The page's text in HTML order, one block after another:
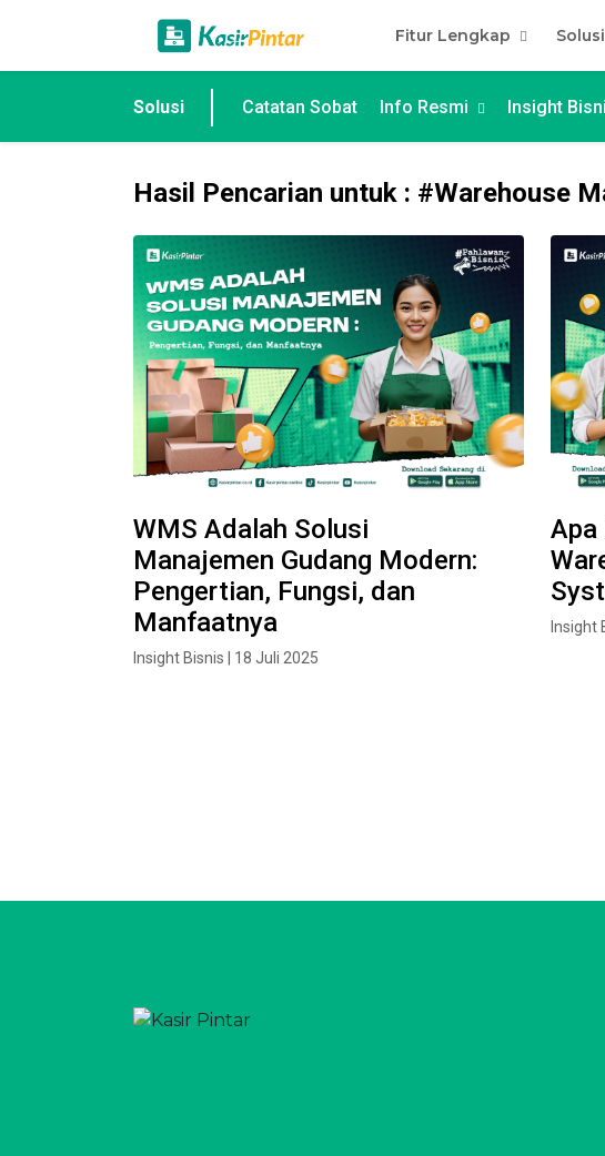
Fitur Lengkap
Solusi Catatan Sobat Info Resmi Insight
Hasil Pencarian untuk : #Warehouse
WMS Adalah Solusi
Manajemen Gudang Modern:
Pengertian, Fungsi, dan
Manfaatnya
Insight Bisnis | 18 Juli 2025
Apa
Insight